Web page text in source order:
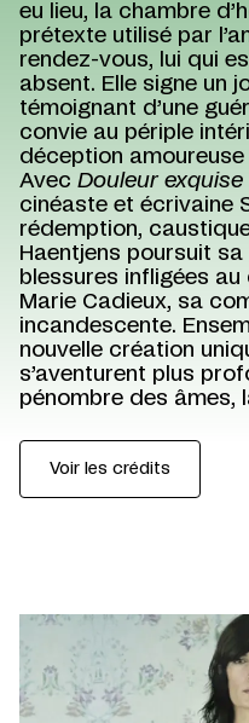
eu lieu, la chambre
prétexte utilisé par
rendez-vous, lui qui
absent. Elle signe un
témoignant d’une
convie au périple
déception
Avec Douleur exquise
cinéaste et écrivaine
rédemption,
Haentjens poursuit
blessures infligées
Marie Cadieux, sa
incandescente.
nouvelle création
s’aventurent plus
pénombre des âmes,
Voir les crédits